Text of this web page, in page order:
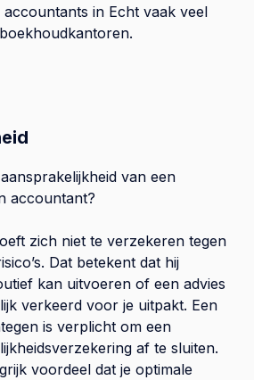
in Echt vaak veel
van een
accountant?
zich niet te verzekeren tegen
Dat betekent dat hij
kan uitvoeren of een advies
verkeerd voor je uitpakt. Een
is verplicht om een
af te sluiten.
voordeel dat je optimale